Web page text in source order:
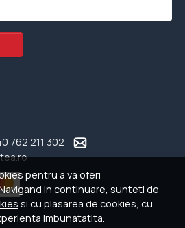
pentru a va oferi
in continuare, sunteti de
si cu plasarea de cookies, cu
imbunatatita.
762 211 302